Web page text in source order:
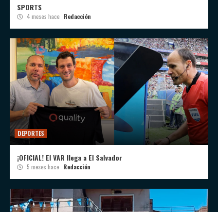
SPORTS
4 meses hace Redacción
DEPORTES
¡OFICIAL! El VAR llega a El Salvador
5 meses hace Redacción